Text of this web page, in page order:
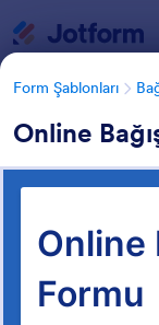
Form Şablonları
Online
Form Şablonları
Bağış
Form Şablonu